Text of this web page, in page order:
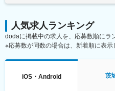
暇・不妊治療休暇有・産休
・働き方制度：フレックス
有・在宅勤務有
Linux
【備考】
(1)自動車関連：自動運転、
人気求人ランキング
dodaに掲載中の求人を、応募数順にラ
※応募数が同数の場合は、新着順に表示
iOS・Android 茨